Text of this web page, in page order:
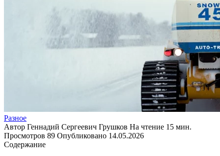
Разное
Автор Геннадий Сергеевич Грушков На чтение 15 мин.
Просмотров 89 Опубликовано 14.05.2026
Содержание